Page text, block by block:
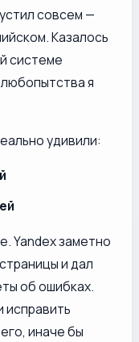
совсем —
Казалось
системе
я
удивили:
Yandex заметно
и дал
об ошибках.
исправить
иначе бы